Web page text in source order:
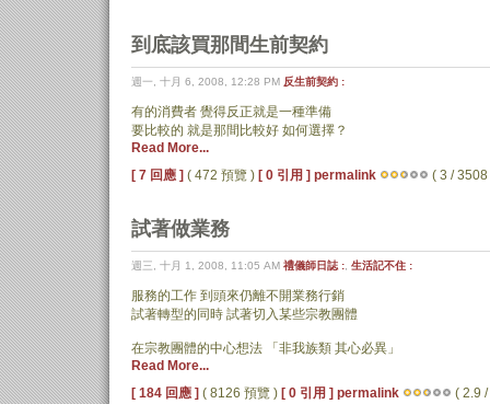
到底該買那間生前契約
週一, 十月 6, 2008, 12:28 PM 反生前契約 :
有的消費者 覺得反正就是一種準備
要比較的 就是那間比較好 如何選擇？
Read More...
[ 7 回應 ] ( 472 預覽 ) [ 0 引用 ] permalink ( 3 / 3508
試著做業務
週三, 十月 1, 2008, 11:05 AM 禮儀師日誌 : 生活記不住 :
服務的工作 到頭來仍離不開業務行銷
試著轉型的同時 試著切入某些宗教團體
在宗教團體的中心想法 「非我族類 其心必異」
Read More...
[ 184 回應 ] ( 8126 預覽 ) [ 0 引用 ] permalink ( 2.9